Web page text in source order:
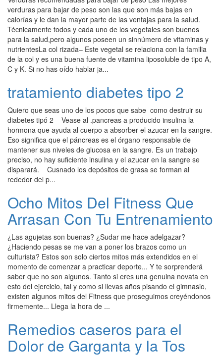
verduras para bajar de peso son las que son más bajas en
calorías y le dan la mayor parte de las ventajas para la salud.
Técnicamente todos y cada uno de los vegetales son buenos
para la salud,pero algunos poseen un sinnúmero de vitaminas y
nutrientesLa col rizada– Este vegetal se relaciona con la familia
de la col y es una buena fuente de vitamina liposoluble de tipo A,
C y K. Si no has oído hablar ja...
tratamiento diabetes tipo 2
Quiero que seas uno de los pocos que sabe como destruir su
diabetes tipó 2 Vease al .pancreas a producido insulina la
hormona que ayuda al cuerpo a absorber el azucar en la sangre.
Eso significa que el páncreas es el órgano responsable de
mantener sus niveles de glucosa en la sangre. Es un trabajo
preciso, no hay suficiente insulina y el azucar en la sangre se
disparará. Cusnado los depósitos de grasa se forman al
rededor del p...
Ocho Mitos Del Fitness Que
Arrasan Con Tu Entrenamiento
¿Las agujetas son buenas? ¿Sudar me hace adelgazar?
¿Haciendo pesas se me van a poner los brazos como un
culturista? Estos son solo ciertos mitos más extendidos en el
momento de comenzar a practicar deporte... Y te sorprenderá
saber que no son algunos. Tanto si eres una genuina novata en
esto del ejercicio, tal y como si llevas años pisando el gimnasio,
existen algunos mitos del Fitness que proseguimos creyéndonos
firmemente... Llega la hora de ...
Remedios caseros para el
Dolor de Garganta y la Tos